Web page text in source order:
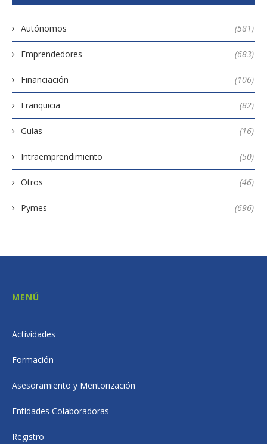
Autónomos (581)
Emprendedores (683)
Financiación (106)
Franquicia (82)
Guías (16)
Intraemprendimiento (50)
Otros (46)
Pymes (696)
MENÚ
Actividades
Formación
Asesoramiento y Mentorización
Entidades Colaboradoras
Registro